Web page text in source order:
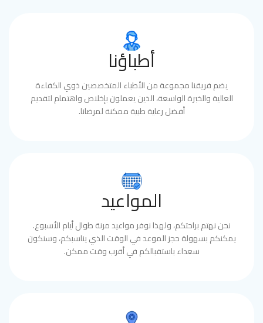
أطباؤنا
يضم فريقنا مجموعة من الأطباء المتخصصين ذوي الكفاءة
العالية والخبرة الواسعة، الذين يعملون بإخلاص واهتمام لتقديم
أفضل رعاية طبية ممكنة لمرضانا.
المواعيد
نحن نهتم براحتكم، ولهذا نوفر مواعيد مرنة طوال أيام الأسبوع.
يمكنكم بسهولة حجز الموعد في الوقت الذي يناسبكم، وسنكون
سعداء باستقبالكم في أقرب وقت ممكن.